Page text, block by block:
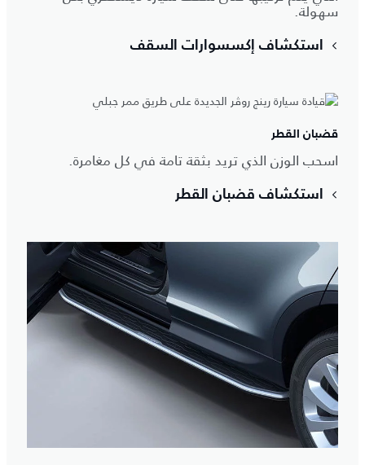
سهولة.
استكشاف إكسسوارات السقف
قضبان القطر
اسحب الوزن الذي تريد بثقة تامة في كل مغامرة.
استكشاف قضبان القطر